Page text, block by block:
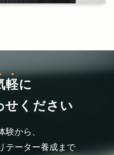
軽に
せください
験から、
テーター養成まで